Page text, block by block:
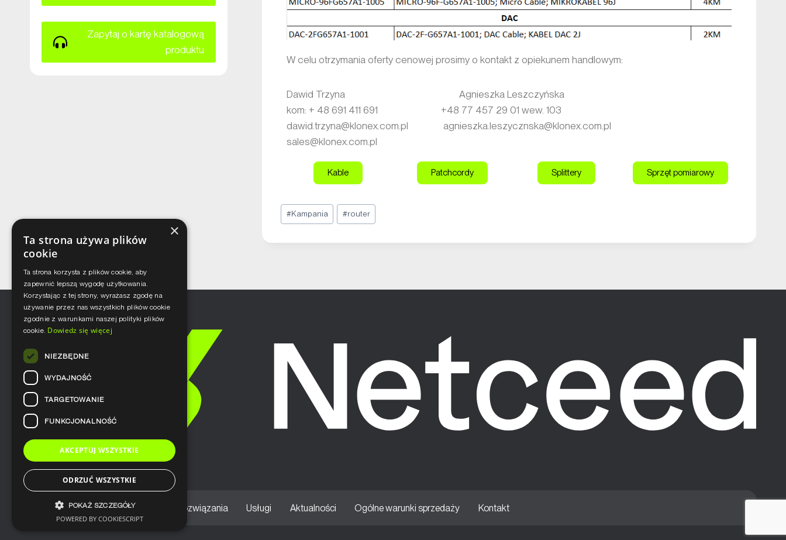
W celu otrzymania oferty cenowej prosimy o kontakt z opiekunem handlowym:
Dawid Trzyna Agnieszka Leszczyńska
kom: + 48 691 411 691 +48 77 457 29 01 wew. 103
dawid.trzyna@klonex.com.pl agnieszka.leszycznska@klonex.com.pl
sales@klonex.com.pl
Kable Patchcordy Splittery Sprzęt pomiarowy
#Kampania #router
Zapytaj o kartę katalogową
produktu
Home Nasze podejście Rozwiązania Usługi Aktualności Ogólne warunki sprzedaży Kontakt
×
Ta strona używa plików
cookie
Ta strona korzysta z plików cookie, aby
zapewnić lepszą wygodę użytkowania.
Korzystając z tej strony, wyrażasz zgodę na
używanie przez nas wszystkich plików cookie
zgodnie z warunkami naszej polityki plików
cookie. Dowiedz się więcej
NIEZBĘDNE
WYDAJNOŚĆ
TARGETOWANIE
FUNKCJONALNOŚĆ
AKCEPTUJ WSZYSTKIE
ODRZUĆ WSZYSTKIE
POKAŻ SZCZEGÓŁY
POWERED BY COOKIESCRIPT